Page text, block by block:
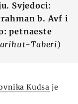
Svjedoci:
b. Avf i
petnaeste
Taberi)
Kudsa je